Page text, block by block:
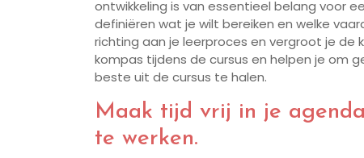
ontwikkeling is van essentieel belang voor
definiëren wat je wilt bereiken en welke
richting aan je leerproces en vergroot je de
kompas tijdens de cursus en helpen je om
beste uit de cursus te halen.
Maak tijd vrij in je
te werken.